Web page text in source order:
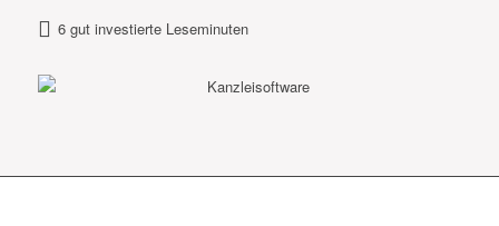
6 gut investierte Leseminuten